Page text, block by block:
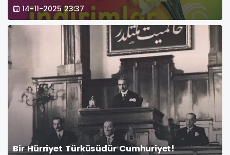
14-11-2025 23:37
Bir Hürriyet Türküsüdür Cumhuriyet!